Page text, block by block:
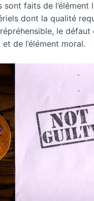
faits de l’élément
dont la qualité
répréhensible, le défaut
de l’élément moral.